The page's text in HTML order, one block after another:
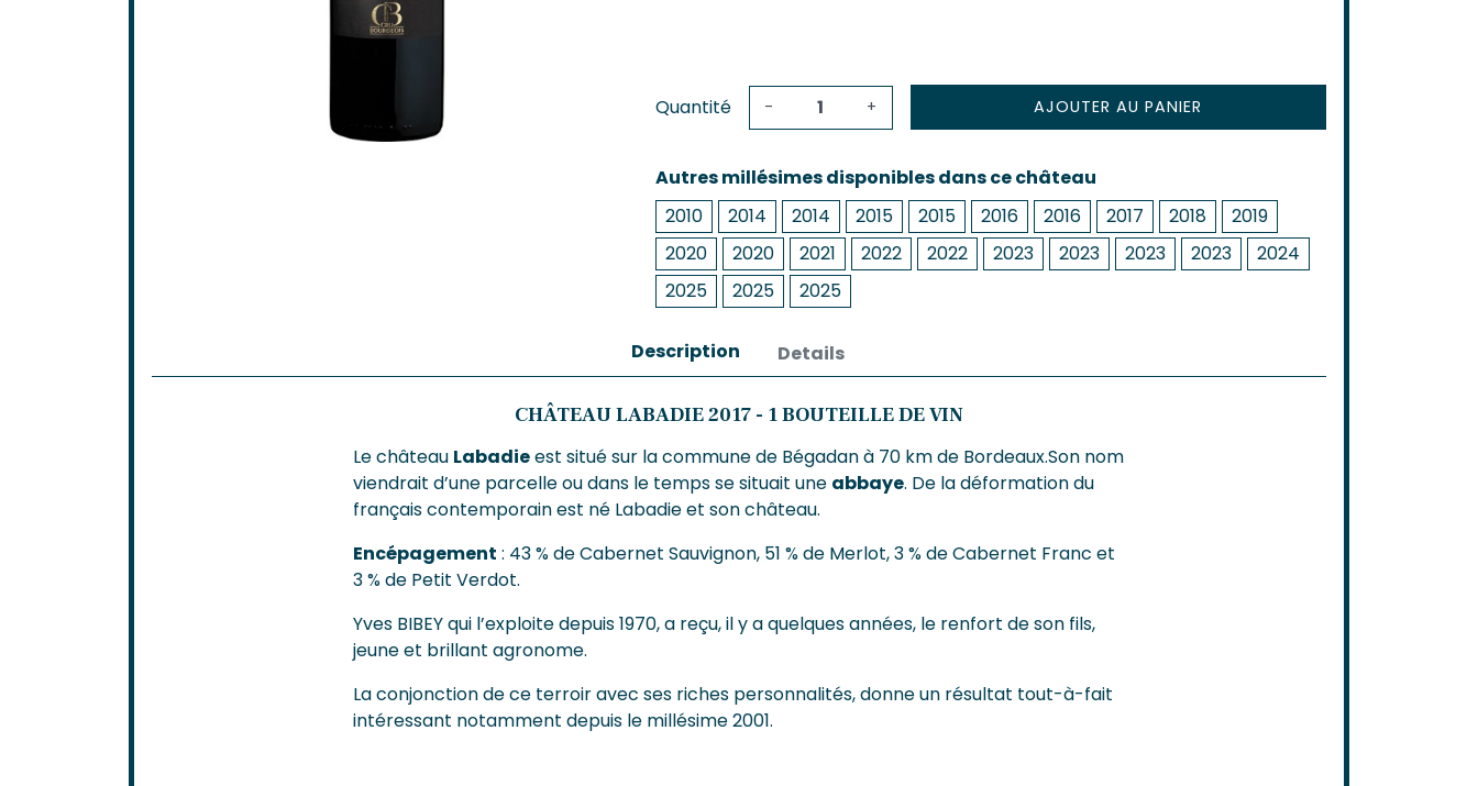
Quantité - + AJOUTER AU PANIER
Autres millésimes disponibles dans ce château
2010
2014 2014 2015 2015 2016 2016 2017 2018
2019
2020
2020 2021 2022 2022 2023 2023 2023 2023
2024
2025
2025 2025
Description Details
CHÂTEAU LABADIE 2017 - 1 BOUTEILLE DE VIN
Le château Labadieest situé sur la commune de Bégadan à 70 km de Bordeaux.Son nom
viendrait d’une parcelle ou dans le temps se situait une abbaye. De la déformation du
français contemporain est né Labadie et son château.
Encépagement : 43 % de Cabernet Sauvignon, 51 % de Merlot, 3 % de Cabernet Franc et
3 % de Petit Verdot.
Yves BIBEY qui l’exploite depuis 1970, a reçu, il y a quelques années, le renfort de son fils,
jeune et brillant agronome.
La conjonction de ce terroir avec ses riches personnalités, donne un résultat tout-à-fait
intéressant notamment depuis le millésime 2001.